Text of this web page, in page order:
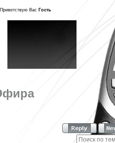
Приветствую Вас Гость